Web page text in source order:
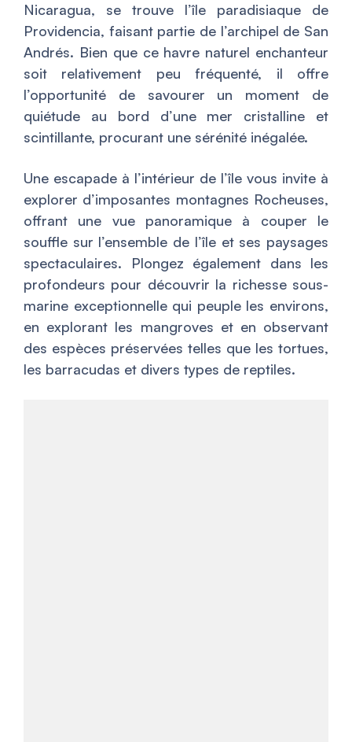
Nicaragua, se trouve l’île paradisiaque de
Providencia, faisant partie de l’archipel de San
Andrés. Bien que ce havre naturel enchanteur
soit relativement peu fréquenté, il offre
l’opportunité de savourer un moment de
quiétude au bord d’une mer cristalline et
scintillante, procurant une sérénité inégalée.
Une escapade à l’intérieur de l’île vous invite à
explorer d’imposantes montagnes Rocheuses,
offrant une vue panoramique à couper le
souffle sur l’ensemble de l’île et ses paysages
spectaculaires. Plongez également dans les
profondeurs pour découvrir la richesse sous-
marine exceptionnelle qui peuple les environs,
en explorant les mangroves et en observant
des espèces préservées telles que les tortues,
les barracudas et divers types de reptiles.